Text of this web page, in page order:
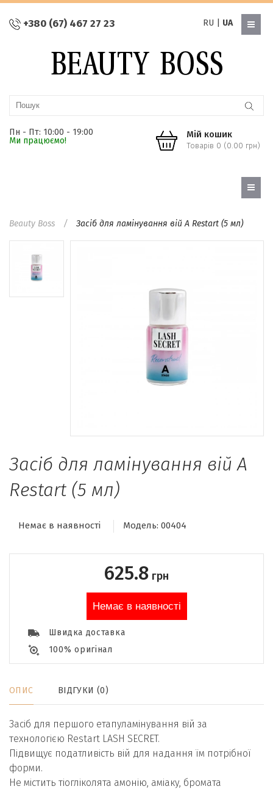
+380 (67) 467 27 23 RU UA
Пн - Пт: 10:00 - 19:00
Ми працюємо!
Мій кошик
Товарів 0 (0.00 грн)
Beauty Boss Засіб для ламінування вій A Restart (5 мл)
Засіб для ламінування вій A
Restart (5 мл)
Немає в наявності Модель: 00404
625.8 грн
Немає в наявності
Швидка доставка
100% оригінал
ОПИС ВІДГУКИ (0)
Засіб для першого етапуламінування вій за
технологією Restart LASH SECRET.
Підвищує податливість вій для надання їм потрібної
форми.
Не містить тіогліколята амонію, аміаку, бромата